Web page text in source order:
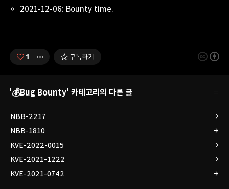
2021-12-06: Bounty time.
1 구독하기
'💰Bug Bounty' 카테고리의 다른 글
NBB-2217
NBB-1810
KVE-2022-0015
KVE-2021-1222
KVE-2021-0742